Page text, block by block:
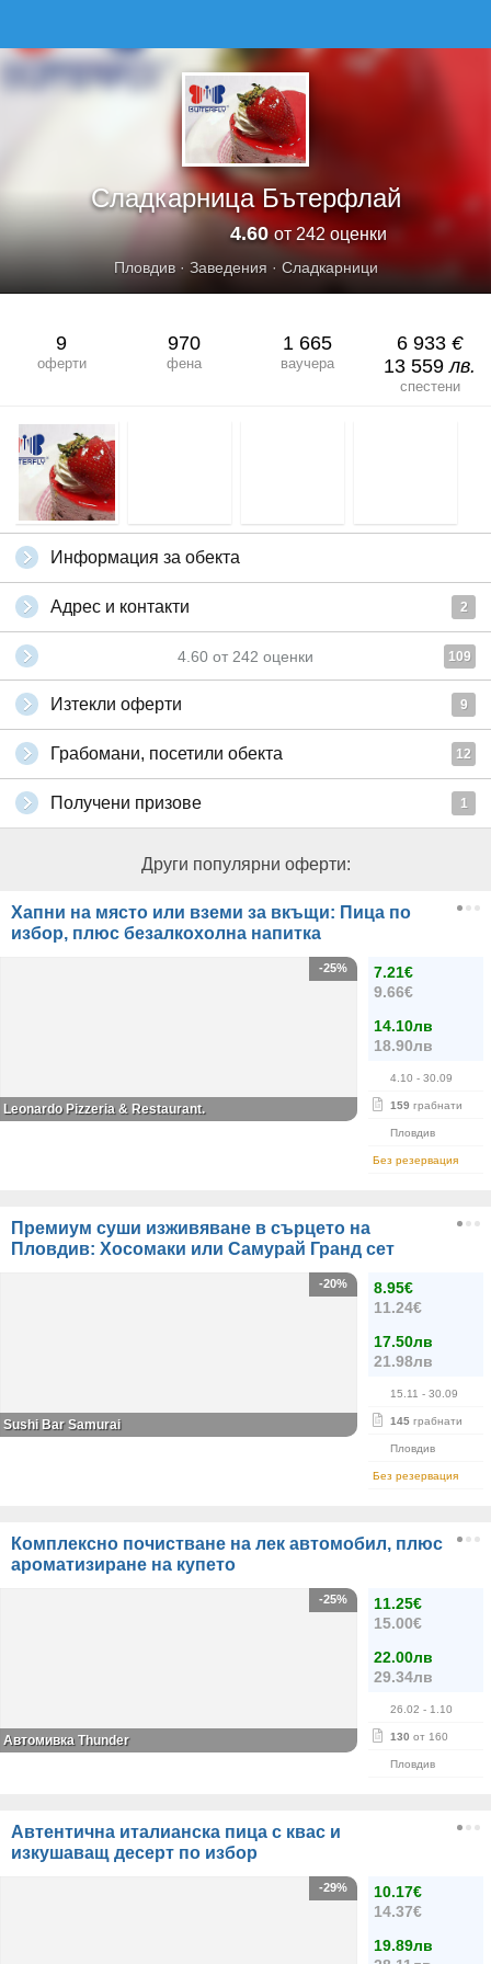
Сладкарница Бътерфлай
4.60от 242 оценки
Пловдив· Заведения · Сладкарници
9
оферти
970
фена
1 665
ваучера
6 933 €
13 559лв.
спестени
Информация за обекта
Адрес и контакти 2
4.60 от 242 оценки 109
Изтекли оферти 9
Грабомани, посетили обекта 12
Получени призове 1
Други популярни оферти:
Хапни на място или вземи за вкъщи: Пица по
избор, плюс безалкохолна напитка
7.21€
9.66€
14.10лв
18.90лв
4.10 - 30.09
159 грабнати
Пловдив
Без резервация
-25%
Leonardo Pizzeria & Restaurant.
Премиум суши изживяване в сърцето на
Пловдив: Хосомаки или Самурай Гранд сет
8.95€
11.24€
17.50лв
21.98лв
15.11 - 30.09
145 грабнати
Пловдив
Без резервация
-20%
Sushi Bar Samurai
Комплексно почистване на лек автомобил, плюс
ароматизиране на купето
11.25€
15.00€
22.00лв
29.34лв
26.02 - 1.10
130 от 160
Пловдив
-25%
Автомивка Thunder
Автентична италианска пица с квас и
изкушаващ десерт по избор
10.17€
14.37€
19.89лв
-29%